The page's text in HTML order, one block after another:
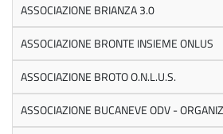
ASSOCIAZIONE BRIANZA 3.0
ASSOCIAZIONE BRONTE INSIEME ONLUS
ASSOCIAZIONE BROTO O.N.L.U.S.
ASSOCIAZIONE BUCANEVE ODV -